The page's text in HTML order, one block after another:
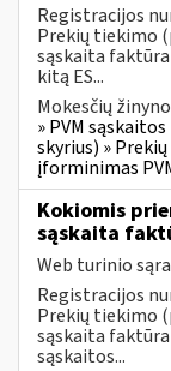
Registracijos
Prekių tiekimo
sąskaita faktūra
kitą ES...
Mokesčių
» PVM
skyrius) »
įforminimas
Kokiomis
sąskaita
Web turinio
Registracijos
Prekių tiekimo
sąskaita faktūra
sąskaitos...